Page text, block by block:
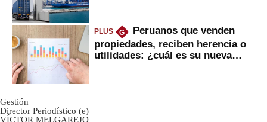
PLUS G
Peruanos que venden
propiedades, reciben herencia o
utilidades: ¿cuál es su nueva
Gestión
Director Periodístico (e)
VÍCTOR MELGAREJO